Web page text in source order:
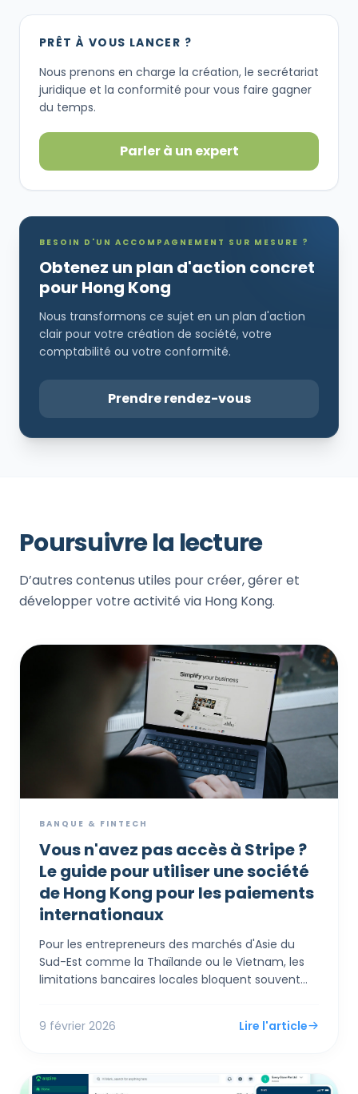
PRÊT À VOUS LANCER ?
Nous prenons en charge la création, le secrétariat
juridique et la conformité pour vous faire gagner
du temps.
Parler à un expert
BESOIN D'UN ACCOMPAGNEMENT SUR MESURE ?
Obtenez un plan d'action concret
pour Hong Kong
Nous transformons ce sujet en un plan d'action
clair pour votre création de société, votre
comptabilité ou votre conformité.
Prendre rendez-vous
Poursuivre la lecture
D’autres contenus utiles pour créer, gérer et
développer votre activité via Hong Kong.
BANQUE & FINTECH
Vous n'avez pas accès à Stripe ?
Le guide pour utiliser une société
de Hong Kong pour les paiements
internationaux
Pour les entrepreneurs des marchés d'Asie du
Sud-Est comme la Thaïlande ou le Vietnam, les
limitations bancaires locales bloquent souvent
de société d'une entité à Hong Kong agit comme
restrictions géographiques, d'accéder au
9 février 2026 Lire l'article